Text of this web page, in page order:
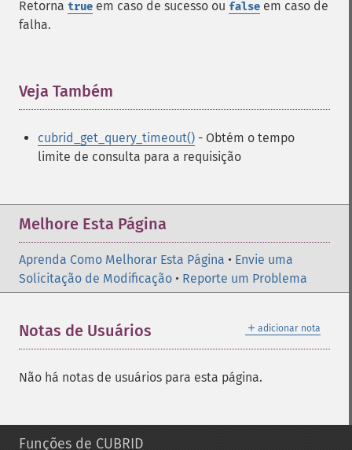
Retorna true em caso de sucesso ou false em caso de
falha.
Veja Também
cubrid_get_query_timeout() - Obtém o tempo
limite de consulta para a requisição
Melhore Esta Página
Aprenda Como Melhorar Esta Página • Envie uma
Solicitação de Modificação • Reporte um Problema
＋ adicionar nota
Notas de Usuários
Não há notas de usuários para esta página.
Funções de CUBRID